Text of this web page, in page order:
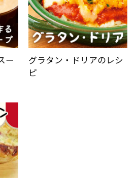
ー
グラタン・ドリアのレシ
ピ